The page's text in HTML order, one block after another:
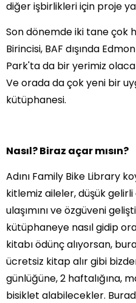
diğer işbirlikleri için proje
Son dönemde iki tane çok
Birincisi, BAF dışında
Park'ta da bir yerimiz
Ve orada da çok yeni bir
kütüphanesi.
Nasıl? Biraz açar mısın?
Adını Family Bike Library
kitlemiz aileler, düşük
ulaşımını ve özgüveni
kütüphaneye nasıl gidip
kitabı ödünç alıyorsan,
ücretsiz kitap alır gibi
günlüğüne, 2 haftalığına,
bisiklet alabilecekler.